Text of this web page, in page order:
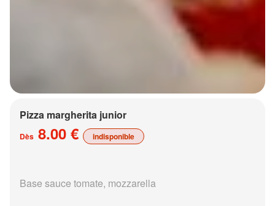
Pizza margherita junior
Dès 8.00 € indisponible
Base sauce tomate, mozzarella